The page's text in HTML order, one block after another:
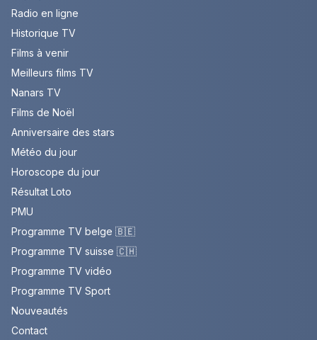
Radio en ligne
Historique TV
Films à venir
Meilleurs films TV
Nanars TV
Films de Noël
Anniversaire des stars
Météo du jour
Horoscope du jour
Résultat Loto
PMU
Programme TV belge 🇧🇪
Programme TV suisse 🇨🇭
Programme TV vidéo
Programme TV Sport
Nouveautés
Contact